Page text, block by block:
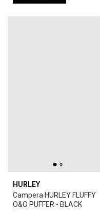
HURLEY
Campera HURLEY FLUFFY
O&O PUFFER - BLACK